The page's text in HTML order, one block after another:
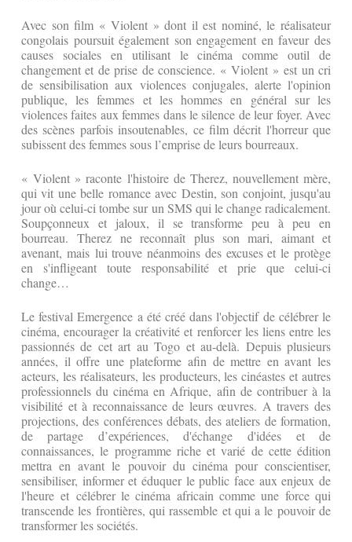
Avec son film « Violent » dont il est nominé, le réalisateur
congolais poursuit également son engagement en faveur des
causes sociales en utilisant le cinéma comme outil de
changement et de prise de conscience. « Violent » est un cri
de sensibilisation aux violences conjugales, alerte l'opinion
publique, les femmes et les hommes en général sur les
violences faites aux femmes dans le silence de leur foyer. Avec
des scènes parfois insoutenables, ce film décrit l'horreur que
subissent des femmes sous l’emprise de leurs bourreaux.
« Violent » raconte l'histoire de Therez, nouvellement mère,
qui vit une belle romance avec Destin, son conjoint, jusqu'au
jour où celui-ci tombe sur un SMS qui le change radicalement.
Soupçonneux et jaloux, il se transforme peu à peu en
bourreau. Therez ne reconnaît plus son mari, aimant et
avenant, mais lui trouve néanmoins des excuses et le protège
en s'infligeant toute responsabilité et prie que celui-ci
change…
Le festival Emergence a été créé dans l'objectif de célébrer le
cinéma, encourager la créativité et renforcer les liens entre les
passionnés de cet art au Togo et au-delà. Depuis plusieurs
années, il offre une plateforme afin de mettre en avant les
acteurs, les réalisateurs, les producteurs, les cinéastes et autres
professionnels du cinéma en Afrique, afin de contribuer à la
visibilité et à reconnaissance de leurs œuvres. A travers des
projections, des conférences débats, des ateliers de formation,
de partage d’expériences, d'échange d'idées et de
connaissances, le programme riche et varié de cette édition
mettra en avant le pouvoir du cinéma pour conscientiser,
sensibiliser, informer et éduquer le public face aux enjeux de
l'heure et célébrer le cinéma africain comme une force qui
transcende les frontières, qui rassemble et qui a le pouvoir de
transformer les sociétés.